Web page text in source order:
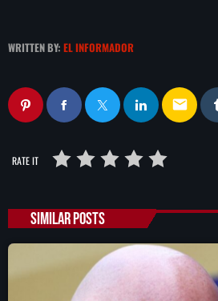
WRITTEN BY: EL INFORMADOR
email
RATE IT
SIMILAR POSTS